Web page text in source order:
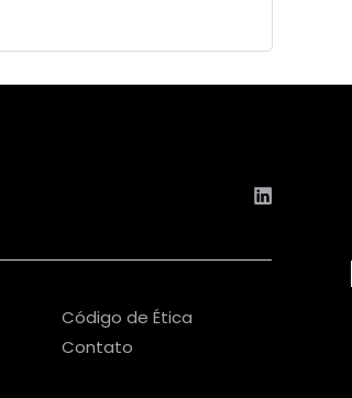
Código de Ética
Contato